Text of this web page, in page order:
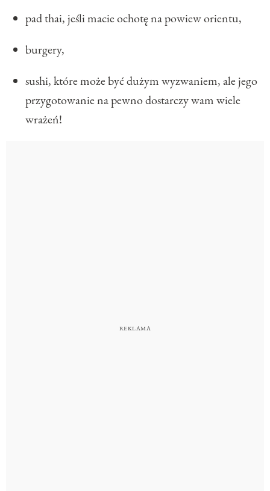
pad thai, jeśli macie ochotę na powiew orientu,
burgery,
sushi, które może być dużym wyzwaniem, ale jego
przygotowanie na pewno dostarczy wam wiele
wrażeń!